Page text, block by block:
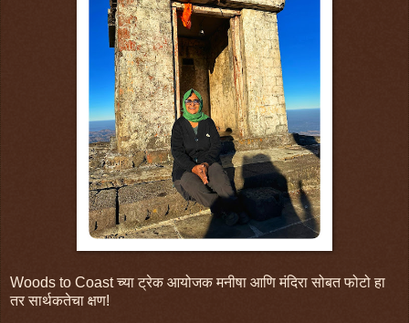
Woods to Coast च्या ट्रेक आयोजक मनीषा आणि मंदिरा सोबत फोटो हा
तर सार्थकतेचा क्षण!